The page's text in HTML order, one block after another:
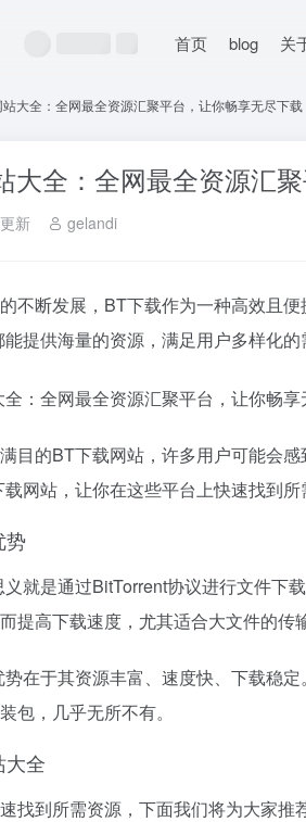
首页 blog 关
站大全：全网最全资源汇聚平台，让你畅享无尽下载
大全：全网最全资源汇
新 gelandi
不断发展，BT下载作为一种高效且
提供海量的资源，满足用户多样化的
目的BT下载网站，许多用户可能会
网站，让你在这些平台上快速找到所
势
就是通过BitTorrent协议进行文件下
提高下载速度，尤其适合大文件的传输
在于其资源丰富、速度快、下载稳
包，几乎无所不有。
大全
找到所需资源，下面我们将为大家